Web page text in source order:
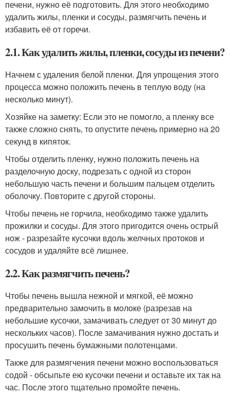
печени, нужно её подготовить. Для этого необходимо
удалить жилы, пленки и сосуды, размягчить печень и
избавить её от горечи.
2.1. Как удалить жилы, пленки, сосуды из печени?
Начнем с удаления белой пленки. Для упрощения этого
процесса можно положить печень в теплую воду (на
несколько минут).
Хозяйке на заметку: Если это не помогло, а пленку все
также сложно снять, то опустите печень примерно на 20
секунд в кипяток.
Чтобы отделить пленку, нужно положить печень на
разделочную доску, подрезать с одной из сторон
небольшую часть печени и большим пальцем отделить
оболочку. Повторите с другой стороны.
Чтобы печень не горчила, необходимо также удалить
прожилки и сосуды. Для этого пригодится очень острый
нож - разрезайте кусочки вдоль желчных протоков и
сосудов и удаляйте всё лишнее.
2.2. Как размягчить печень?
Чтобы печень вышла нежной и мягкой, её можно
предварительно замочить в молоке (разрезав на
небольшие кусочки, замачивать следует от 30 минут до
нескольких часов). После замачивания нужно достать и
просушить печень бумажными полотенцами.
Также для размягчения печени можно воспользоваться
содой - обсыпьте ею кусочки печени и оставьте их так на
час. После этого тщательно промойте печень.